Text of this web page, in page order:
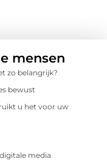
mensen
zo belangrijk?
bewust
u het voor uw
media